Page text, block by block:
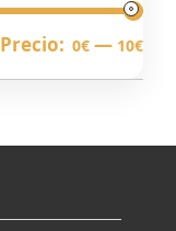
Precio: 0€ — 10€